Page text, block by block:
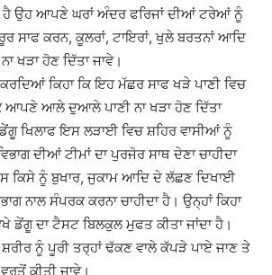
ਹੈ ਉਹ ਆਪਣੇ ਘਰਾਂ ਅੰਦਰ ਫਰਿਜਾਂ ਦੀਆਂ ਟਰੇਆਂ ਨੂੰ
ਸਾਫ ਕਰਨ, ਕੂਲਰਾਂ, ਟਾਇਰਾਂ, ਖੁਲੇ ਬਰਤਨਾਂ ਆਦਿ
ਖੜਾ ਹੋਣ ਦਿੱਤਾ ਜਾਵੇ।
ਕਿਹਾ ਕਿ ਇਹ ਮੱਛਰ ਸਾਫ ਖੜੇ ਪਾਣੀ ਵਿਚ
ਆਪਣੇ ਆਲੇ ਦੁਆਲੇ ਪਾਣੀ ਨਾ ਖੜਾ ਹੋਣ ਦਿੱਤਾ
ਡੇਂਗੂ ਖਿਲਾਫ ਇਸ ਲੜਾਈ ਵਿਚ ਸ਼ਹਿਰ ਵਾਸੀਆਂ ਨੂੰ
ਦੀਆਂ ਟੀਮਾਂ ਦਾ ਪੁਰਜੋਰ ਸਾਥ ਦੇਣਾ ਚਾਹੀਦਾ
ਕਿਸੇ ਨੂੰ ਬੁਖਾਰ, ਜੁਕਾਮ ਆਦਿ ਦੇ ਲੱਛਣ ਦਿਖਾਈ
ਨਾਲ ਸੰਪਰਕ ਕਰਨਾ ਚਾਹੀਦਾ ਹੈ। ਉਨ੍ਹਾਂ ਕਿਹਾ
ਡੇਂਗੂ ਦਾ ਟੈਸਟ ਬਿਲਕੁਲ ਮੁਫਤ ਕੀਤਾ ਜਾਂਦਾ ਹੈ।
ਨੂੰ ਪੂਰੀ ਤਰ੍ਹਾਂ ਢੱਕਣ ਵਾਲੇ ਕੱਪੜੇ ਪਾਏ ਜਾਣ ਤੇ
ਕੀਤੀ ਜਾਵੇ।